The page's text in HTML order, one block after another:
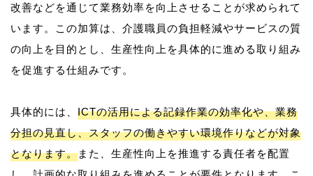
改善などを通じて業務効率を向上させることが求められて
います。この加算は、介護職員の負担軽減やサービスの質
の向上を目的とし、生産性向上を具体的に進める取り組み
を促進する仕組みです。
具体的には、 ICTの活用による記録作業の効率化や、業務
分担の見直し、スタッフの働きやすい環境作りなどが対象
となります。また、生産性向上を推進する責任者を配置